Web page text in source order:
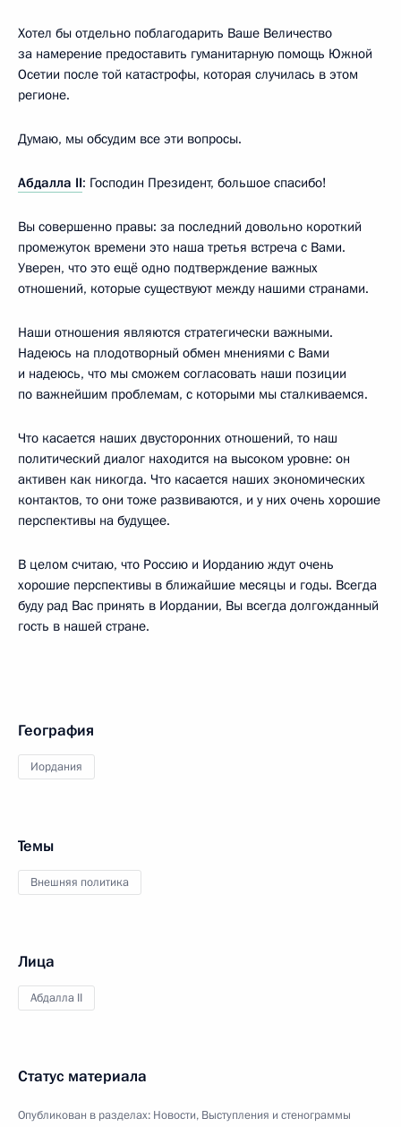
Хотел бы отдельно поблагодарить Ваше Величество
за намерение предоставить гуманитарную помощь Южной
Осетии после той катастрофы, которая случилась в этом
регионе.
Думаю, мы обсудим все эти вопросы.
Абдалла II: Господин Президент, большое спасибо!
Вы совершенно правы: за последний довольно короткий
промежуток времени это наша третья встреча с Вами.
Уверен, что это ещё одно подтверждение важных
отношений, которые существуют между нашими странами.
Наши отношения являются стратегически важными.
Надеюсь на плодотворный обмен мнениями с Вами
и надеюсь, что мы сможем согласовать наши позиции
по важнейшим проблемам, с которыми мы сталкиваемся.
Что касается наших двусторонних отношений, то наш
политический диалог находится на высоком уровне: он
активен как никогда. Что касается наших экономических
контактов, то они тоже развиваются, и у них очень хорошие
перспективы на будущее.
В целом считаю, что Россию и Иорданию ждут очень
хорошие перспективы в ближайшие месяцы и годы. Всегда
буду рад Вас принять в Иордании, Вы всегда долгожданный
гость в нашей стране.
География
Иордания
Темы
Внешняя политика
Лица
Абдалла II
Статус материала
Опубликован в разделах: Новости, Выступления и стенограммы